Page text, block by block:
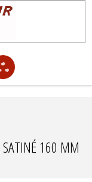
SATINÉ 160 MM